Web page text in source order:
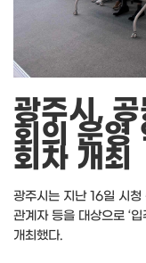
광주시,
회의 운영
회차 개최
광주시는 지난 16일 시청
관계자 등을 대상으로 ‘
개최했다.